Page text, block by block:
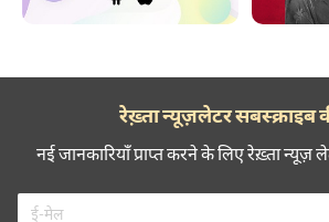
रेख़्ता न्यूज़लेटर सबस्क्राइब
नई जानकारियाँ प्राप्त करने के लिए रेख़्ता न्यूज़